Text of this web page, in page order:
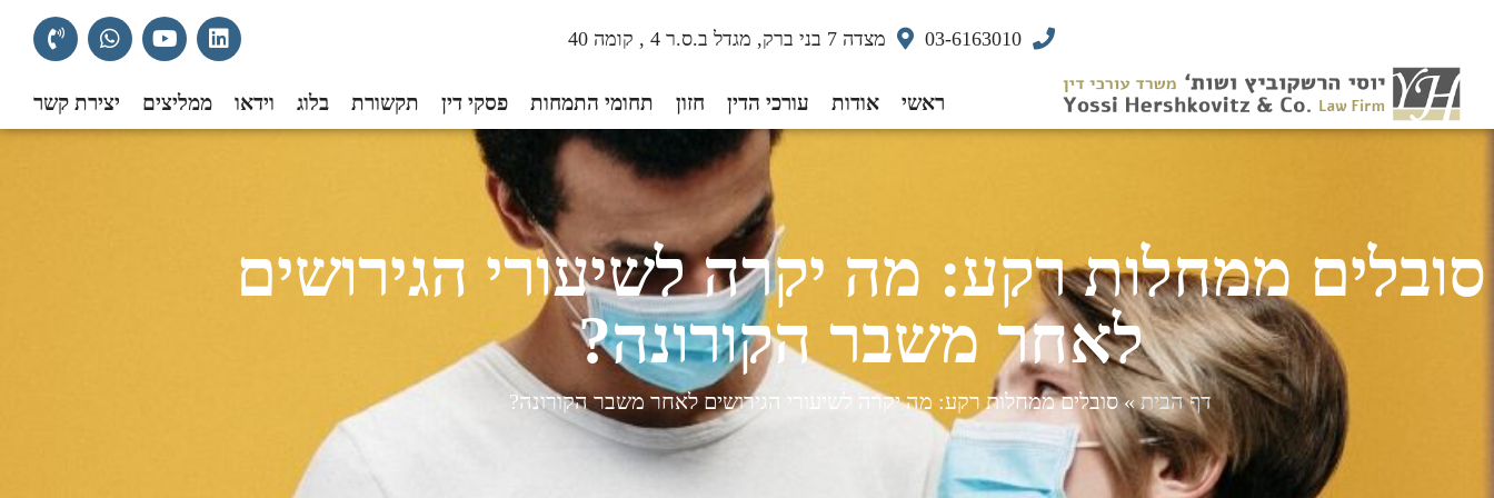
03-6163010 מצדה 7 בני ברק, מגדל ב.ס.ר 4 , קומה 40
ראשי אודות עורכי הדין חזון תחומי התמחות פסקי דין תקשורת בלוג וידאו ממליצים יצירת קשר
סובלים ממחלות רקע: מה יקרה לשיעורי הגירושים
לאחר משבר הקורונה?
דף הבית»סובלים ממחלות רקע: מה יקרה לשיעורי הגירושים לאחר משבר הקורונה?